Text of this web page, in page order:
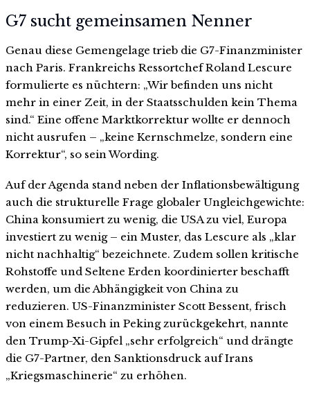
G7 sucht gemeinsamen Nenner
Genau diese Gemengelage trieb die G7-Finanzminister
nach Paris. Frankreichs Ressortchef Roland Lescure
formulierte es nüchtern: „Wir befinden uns nicht
mehr in einer Zeit, in der Staatsschulden kein Thema
sind.“ Eine offene Marktkorrektur wollte er dennoch
nicht ausrufen – „keine Kernschmelze, sondern eine
Korrektur“, so sein Wording.
Auf der Agenda stand neben der Inflationsbewältigung
auch die strukturelle Frage globaler Ungleichgewichte:
China konsumiert zu wenig, die USA zu viel, Europa
investiert zu wenig – ein Muster, das Lescure als „klar
nicht nachhaltig“ bezeichnete. Zudem sollen kritische
Rohstoffe und Seltene Erden koordinierter beschafft
werden, um die Abhängigkeit von China zu
reduzieren. US-Finanzminister Scott Bessent, frisch
von einem Besuch in Peking zurückgekehrt, nannte
den Trump-Xi-Gipfel „sehr erfolgreich“ und drängte
die G7-Partner, den Sanktionsdruck auf Irans
„Kriegsmaschinerie“ zu erhöhen.